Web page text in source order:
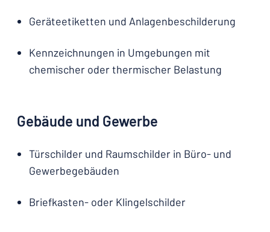
Geräteetiketten und Anlagenbeschilderung
Kennzeichnungen in Umgebungen mit
chemischer oder thermischer Belastung
Gebäude und Gewerbe
Türschilder und Raumschilder in Büro- und
Gewerbegebäuden
Briefkasten- oder Klingelschilder